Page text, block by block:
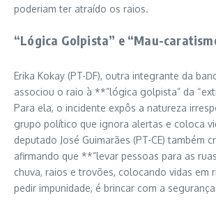
poderiam ter atraído os raios.
“Lógica Golpista” e “Mau-
Erika Kokay (PT-DF), outra integrante da
associou o raio à **”lógica golpista” da
Para ela, o incidente expôs a natureza
grupo político que ignora alertas e coloca
deputado José Guimarães (PT-CE) também
afirmando que **”levar pessoas para as
chuva, raios e trovões, colocando vidas em
pedir impunidade, é brincar com a